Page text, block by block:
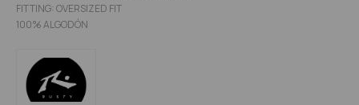
FITTING: OVERSIZED FIT
100% ALGODÓN